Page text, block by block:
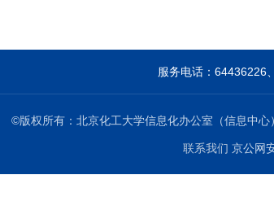
服务电话：64436226
©版权所有：北京化工大学信息化办公室（信息中心
联系我们 京公网